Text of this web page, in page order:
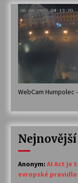
Veselí
30. 7.
23. 7.
14. 7.
30. 6.
WebCam Humpolec -
Anonym: AI Act je
evropské